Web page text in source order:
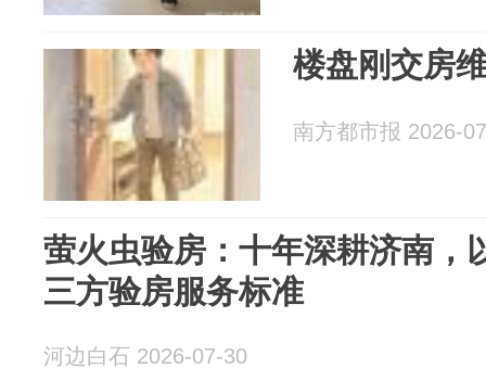
楼盘刚交房
南方都市报 2026-
萤火虫验房：十年深耕济南，
三方验房服务标准
河边白石 2026-07-30